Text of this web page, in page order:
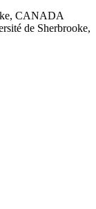
CANADA
de Sherbrooke,